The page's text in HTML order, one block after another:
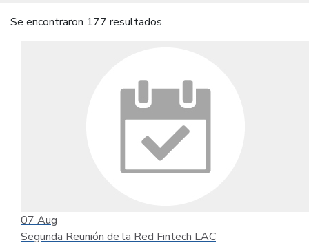
Se encontraron 177 resultados.
07 Aug
Segunda Reunión de la Red Fintech LAC